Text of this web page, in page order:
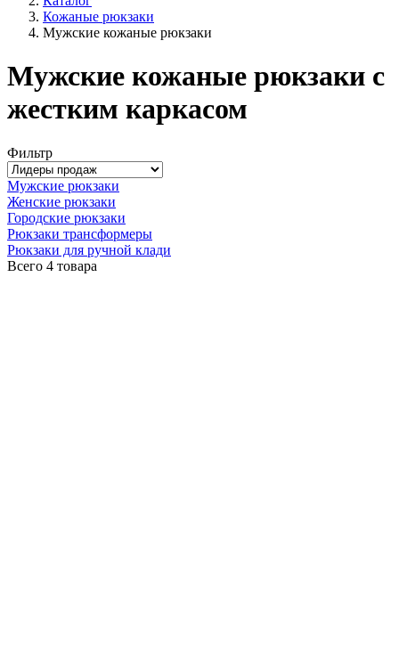
Кожаные рюкзаки
Мужские кожаные рюкзаки
Мужские кожаные рюкзаки с
жестким каркасом
Фильтр
Мужские рюкзаки
Женские рюкзаки
Городские рюкзаки
Рюкзаки трансформеры
Рюкзаки для ручной клади
Всего 4 товара